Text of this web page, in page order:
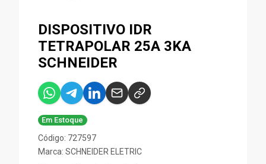
DISPOSITIVO IDR
TETRAPOLAR 25A 3KA
SCHNEIDER
Em Estoque
Código: 727597
Marca: SCHNEIDER ELETRIC